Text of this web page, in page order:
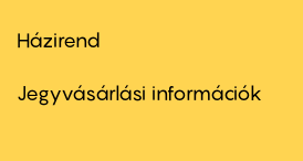
Footer
second
Házirend
Jegyvásárlási információk